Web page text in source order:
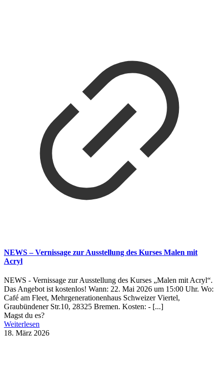
NEWS – Vernissage zur Ausstellung des Kurses Malen mit
Acryl
NEWS - Vernissage zur Ausstellung des Kurses „Malen mit Acryl“.
Das Angebot ist kostenlos! Wann: 22. Mai 2026 um 15:00 Uhr. Wo:
Café am Fleet, Mehrgenerationenhaus Schweizer Viertel,
Graubündener Str.10, 28325 Bremen. Kosten: - [...]
Magst du es?
Weiterlesen
18. März 2026